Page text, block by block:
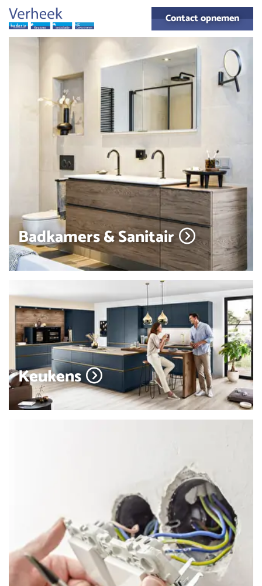
overslaan
Contact opnemen
Badkamers & Sanitair
Keukens